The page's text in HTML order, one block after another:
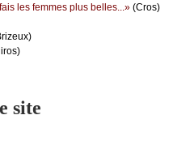
lеs fеmmеs plus bеllеs...» (Сrоs)
site